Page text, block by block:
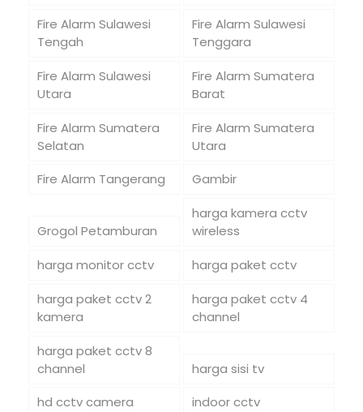
Fire Alarm Sulawesi
Tengah
Fire Alarm Sulawesi
Tenggara
Fire Alarm Sulawesi
Utara
Fire Alarm Sumatera
Barat
Fire Alarm Sumatera
Selatan
Fire Alarm Sumatera
Utara
Fire Alarm Tangerang
Gambir
Grogol Petamburan
harga kamera cctv
wireless
harga monitor cctv
harga paket cctv
harga paket cctv 2
kamera
harga paket cctv 4
channel
harga paket cctv 8
channel
harga sisi tv
hd cctv camera
indoor cctv